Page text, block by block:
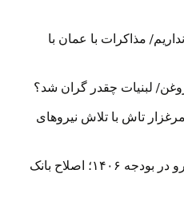
مذاکرات با عمان با
مرغزار تاش با تلاش نیروهای
تسویه بدهی‌های صنعت دارو در بودجه ۱۴۰۶؛ اصلاح بانک